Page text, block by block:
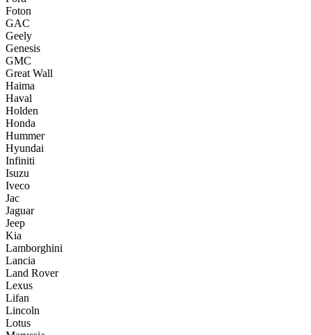
Foton
GAC
Geely
Genesis
GMC
Great Wall
Haima
Haval
Holden
Honda
Hummer
Hyundai
Infiniti
Isuzu
Iveco
Jac
Jaguar
Jeep
Kia
Lamborghini
Lancia
Land Rover
Lexus
Lifan
Lincoln
Lotus